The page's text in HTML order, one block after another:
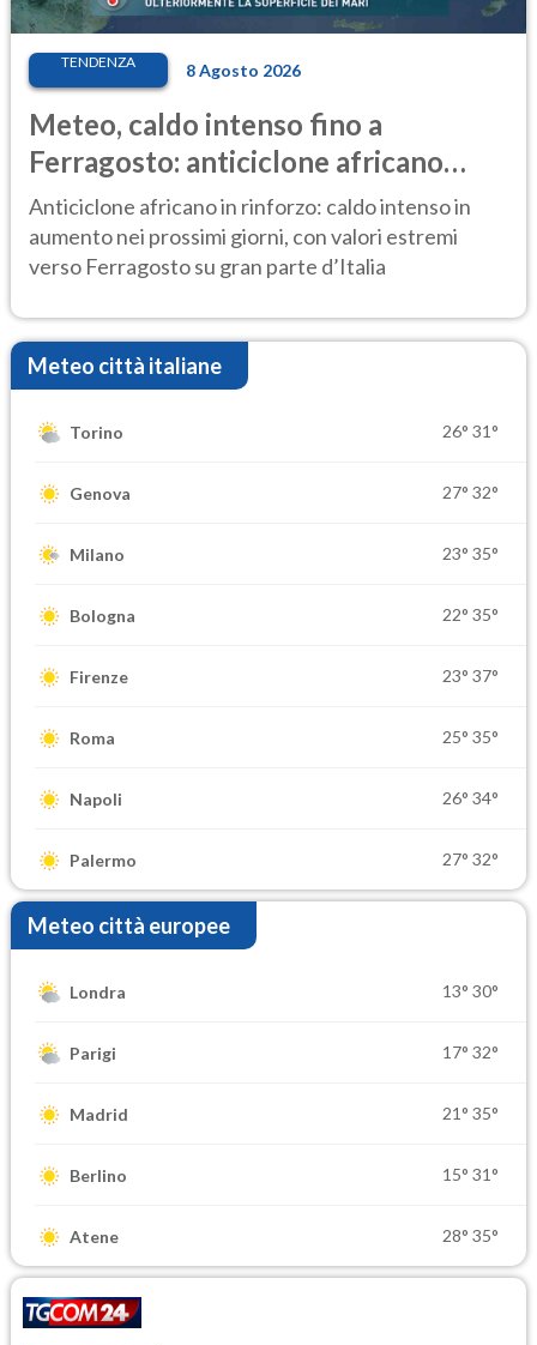
TENDENZA 8 Agosto 2026
Meteo, caldo intenso fino a
Ferragosto: anticiclone africano
ancora protagonista
Anticiclone africano in rinforzo: caldo intenso in
aumento nei prossimi giorni, con valori estremi
verso Ferragosto su gran parte d’Italia
Meteo città italiane
Torino 26° 31°
Genova 27° 32°
Milano 23° 35°
Bologna 22° 35°
Firenze 23° 37°
Roma 25° 35°
Napoli 26° 34°
Palermo 27° 32°
Meteo città europee
Londra 13° 30°
Parigi 17° 32°
Madrid 21° 35°
Berlino 15° 31°
Atene 28° 35°